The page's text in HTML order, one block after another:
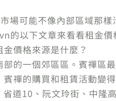
場可能不像內部區域那
的以下文章來看看租金價
價格來源是什麼？
的一個郊區區。賓禪區
禪的購買和租賃活動變
省道10、阮文玲街、中